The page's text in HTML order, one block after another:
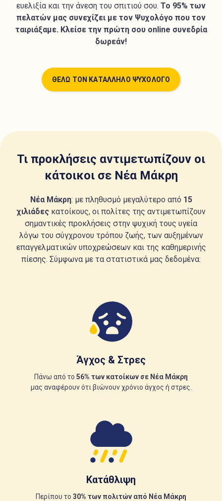
ευελιξία και την άνεση του σπιτιού σου. Το 95% των
πελατών μας συνεχίζει με τον Ψυχολόγο που τον
ταιριάξαμε. Κλείσε την πρώτη σου online συνεδρία
δωρεάν!
ΘΕΛΩ ΤΟΝ ΚΑΤΑΛΛΗΛΟ ΨΥΧΟΛΟΓΟ
Τι προκλήσεις αντιμετωπίζουν οι
κάτοικοι σε Νέα Μάκρη
Νέα Μάκρη: με πληθυσμό μεγαλύτερο από 15
χιλιάδεςκατοίκους, οι πολίτες της αντιμετωπίζουν
σημαντικές προκλήσεις στην ψυχική τους υγεία
λόγω του σύγχρονου τρόπου ζωής, των αυξημένων
επαγγελματικών υποχρεώσεων και της καθημερινής
πίεσης. Σύμφωνα με τα στατιστικά μας δεδομένα:
Άγχος & Στρες
Πάνω από το 56% των κατοίκων σε Νέα Μάκρη
μας αναφέρουν ότι βιώνουν χρόνιο άγχος ή στρες.
Κατάθλιψη
Περίπου το 30% των πολιτών από Νέα Μάκρη